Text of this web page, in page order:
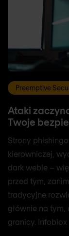
Preemptive
Ataki
Twoje
Strony
kierowniczej,
dark webie –
przed tym,
tradycyjne
głównie na
granicy.